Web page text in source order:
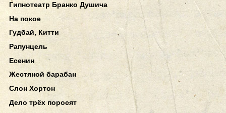
Гипнотеатр Бранко Душича
На покое
Гудбай, Китти
Рапунцель
Есенин
Жестяной барабан
Слон Хортон
Дело трёх поросят